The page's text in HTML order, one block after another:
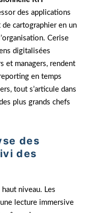
des applications
cartographier en un
Cerise
digitalisées
et managers, rendent
en temps
tout s’articule dans
plus grands chefs
des
des
niveau. Les
lecture immersive